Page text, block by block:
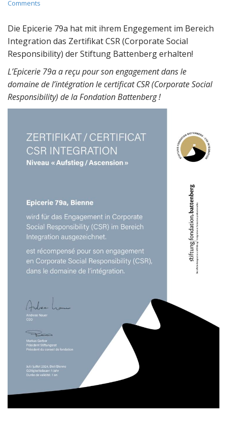
Comments
Die Epicerie 79a hat mit ihrem Engegement im Bereich
Integration das Zertifikat CSR (Corporate Social
Responsibility) der Stiftung Battenberg erhalten!
L’Epicerie 79a a reçu pour son engagement dans le
domaine de l’intégration le certificat CSR (Corporate Social
Responsibility) de la Fondation Battenberg !